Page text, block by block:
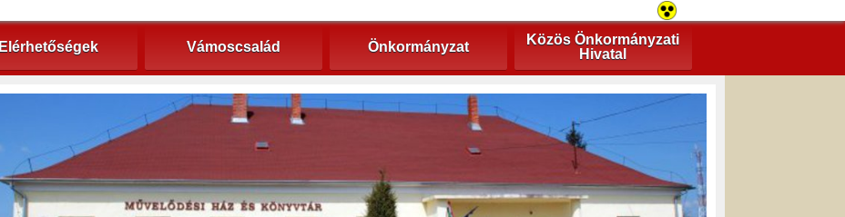
Elérhetőségek Vámoscsalád Önkormányzat
Közös Önkormányzati
Hivatal